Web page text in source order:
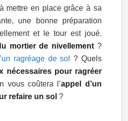
mettre en place grâce à sa
une bonne préparation
et le tour est joué.
mortier de nivellement?
ragréage de sol
? Quels
nécessaires pour ragréer
vous coûtera l’appel d’un
refaire un sol ?